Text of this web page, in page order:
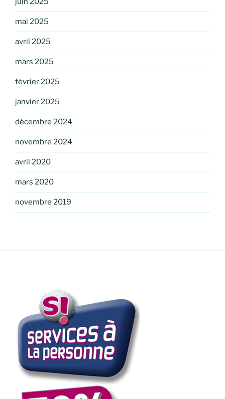
mai 2025
avril 2025
mars 2025
février 2025
janvier 2025
décembre 2024
novembre 2024
avril 2020
mars 2020
novembre 2019